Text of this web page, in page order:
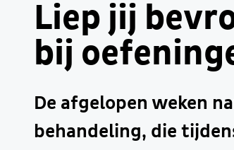
Liep jij
bij
De afgelopen weken
behandeling, die